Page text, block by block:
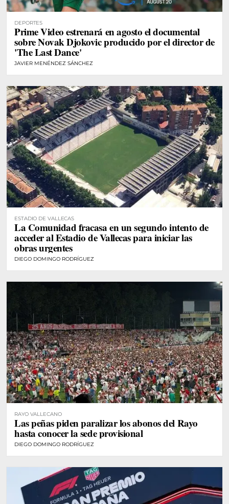
DEPORTES
Prime Video estrenará en agosto el documental
sobre Novak Djokovic producido por el director de
'The Last Dance'
JAVIER MENÉNDEZ SÁNCHEZ
ESTADIO DE VALLECAS
La Comunidad fracasa en un segundo intento de
acceder al Estadio de Vallecas para iniciar las
obras urgentes
DIEGO DOMINGO RODRÍGUEZ
RAYO VALLECANO
Las peñas piden paralizar los abonos del Rayo
hasta conocer la sede provisional
DIEGO DOMINGO RODRÍGUEZ